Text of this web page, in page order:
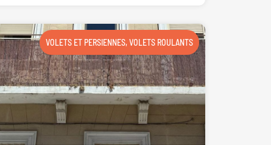
VOLETS ET PERSIENNES,VOLETS ROULANTS